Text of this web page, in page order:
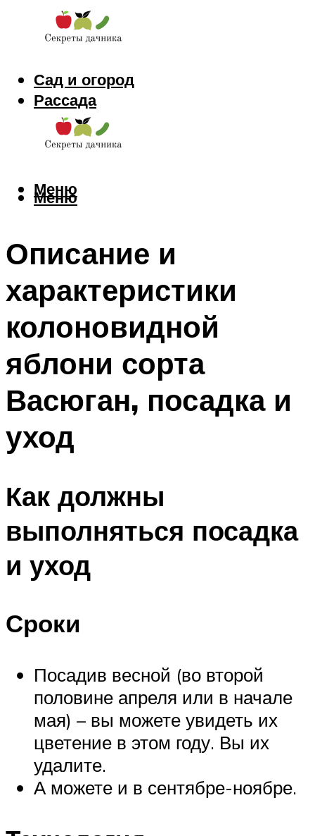
Сад и огород
Рассада
Цветы
Заготовки
Меню
Меню
Описание и
характеристики
колоновидной
яблони сорта
Васюган, посадка и
уход
Как должны
выполняться посадка
и уход
Сроки
Посадив весной (во второй
половине апреля или в начале
мая) – вы можете увидеть их
цветение в этом году. Вы их
удалите.
А можете и в сентябре-ноябре.